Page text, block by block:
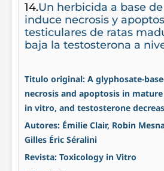
14.Un herbicida a base
induce necrosis y
testiculares de ratas
baja la testosterona a
Titulo original: A glyphosate-
necrosis and apoptosis in
in vitro, and testosterone
Autores: Émilie Clair, Robin
Gilles Éric Séralini
Revista: Toxicology in Vitro